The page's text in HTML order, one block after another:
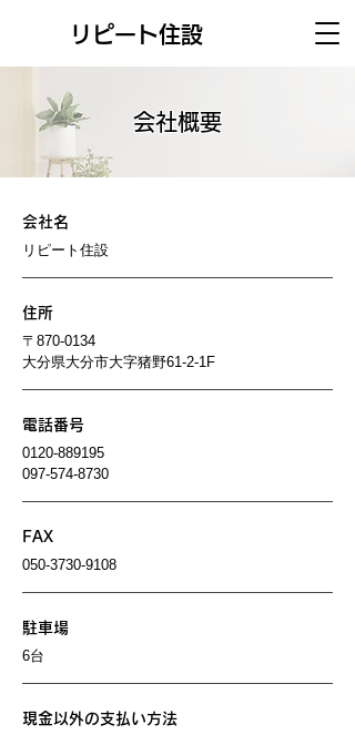
リピート住設
会社概要
会社名
リピート住設
住所
〒870-0134
大分県大分市大字猪野61-2-1F
電話番号
0120-889195
097-574-8730
FAX
050-3730-9108
駐車場
6台
現金以外の支払い方法